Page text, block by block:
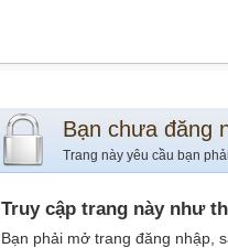
Bạn chưa đăng
Trang này yêu cầu bạn
Truy cập trang này như
Bạn phải mở trang đăng nhập,